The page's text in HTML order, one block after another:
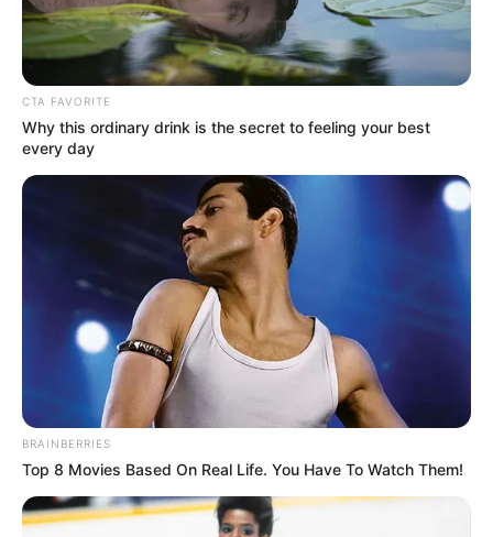
CTA FAVORITE
Why this ordinary drink is the secret to feeling your best
every day
BRAINBERRIES
Top 8 Movies Based On Real Life. You Have To Watch Them!